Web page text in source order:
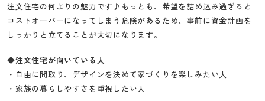
注文住宅の何よりの魅力です♪もっとも、希望を詰め込み過ぎると
コストオーバーになってしまう危険があるため、事前に資金計画を
しっかりと立てることが大切になります。
◆注文住宅が向いている人
・自由に間取り、デザインを決めて家づくりを楽しみたい人
・家族の暮らしやすさを重視したい人